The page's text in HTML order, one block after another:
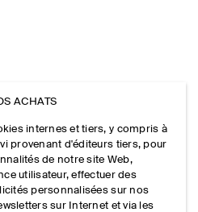
ACHATS
internes et tiers, y compris à
provenant d'éditeurs tiers, pour
de notre site Web,
utilisateur, effectuer des
personnalisées sur nos
sur Internet et via les